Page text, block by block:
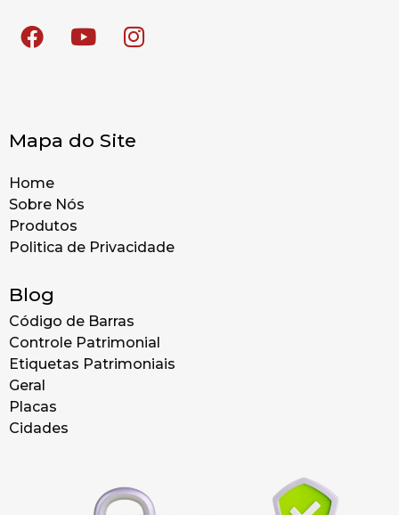
Mapa do Site
Home
Sobre Nós
Produtos
Politica de Privacidade
Blog
Código de Barras
Controle Patrimonial
Etiquetas Patrimoniais
Geral
Placas
Cidades